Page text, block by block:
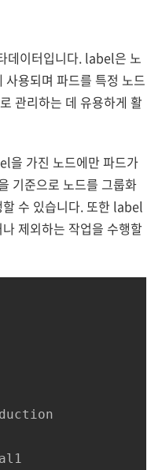
데이터입니다. label은 노
용되며 파드를 특정 노드
관리하는 데 유용하게 활
가진 노드에만 파드가
기준으로 노드를 그룹화
수 있습니다. 또한 label
제외하는 작업을 수행할